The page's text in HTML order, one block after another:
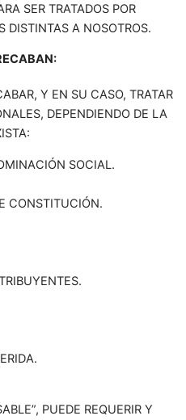
SER TRATADOS POR
DISTINTAS A NOSOTROS.
Y EN SU CASO, TRATAR
DEPENDIENDO DE LA
SOCIAL.
CONSTITUCIÓN.
PUEDE REQUERIR Y